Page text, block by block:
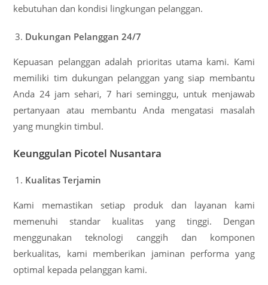
kebutuhan dan kondisi lingkungan pelanggan.
Dukungan Pelanggan 24/7
Kepuasan pelanggan adalah prioritas utama kami. Kami
memiliki tim dukungan pelanggan yang siap membantu
Anda 24 jam sehari, 7 hari seminggu, untuk menjawab
pertanyaan atau membantu Anda mengatasi masalah
yang mungkin timbul.
Keunggulan Picotel Nusantara
Kualitas Terjamin
Kami memastikan setiap produk dan layanan kami
memenuhi standar kualitas yang tinggi. Dengan
menggunakan teknologi canggih dan komponen
berkualitas, kami memberikan jaminan performa yang
optimal kepada pelanggan kami.